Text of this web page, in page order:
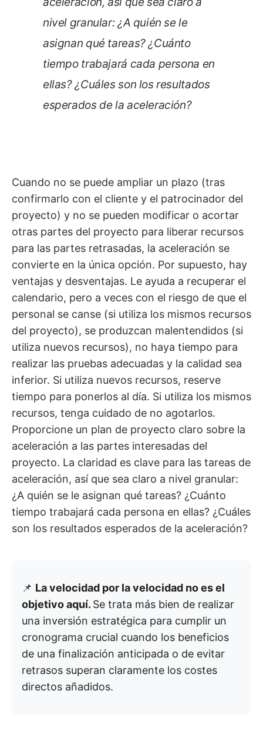
nivel granular: ¿A quién se le
asignan qué tareas? ¿Cuánto
tiempo trabajará cada persona en
ellas? ¿Cuáles son los resultados
esperados de la aceleración?
Cuando no se puede ampliar un plazo (tras
confirmarlo con el cliente y el patrocinador del
proyecto) y no se pueden modificar o acortar
otras partes del proyecto para liberar recursos
para las partes retrasadas, la aceleración se
convierte en la única opción. Por supuesto, hay
ventajas y desventajas. Le ayuda a recuperar el
calendario, pero a veces con el riesgo de que el
personal se canse (si utiliza los mismos recursos
del proyecto), se produzcan malentendidos (si
utiliza nuevos recursos), no haya tiempo para
realizar las pruebas adecuadas y la calidad sea
inferior. Si utiliza nuevos recursos, reserve
tiempo para ponerlos al día. Si utiliza los mismos
recursos, tenga cuidado de no agotarlos.
Proporcione un plan de proyecto claro sobre la
aceleración a las partes interesadas del
proyecto. La claridad es clave para las tareas de
aceleración, así que sea claro a nivel granular:
¿A quién se le asignan qué tareas? ¿Cuánto
tiempo trabajará cada persona en ellas? ¿Cuáles
son los resultados esperados de la aceleración?
📌 La velocidad por la velocidad no es el
objetivo aquí. Se trata más bien de realizar
una inversión estratégica para cumplir un
cronograma crucial cuando los beneficios
de una finalización anticipada o de evitar
retrasos superan claramente los costes
directos añadidos.